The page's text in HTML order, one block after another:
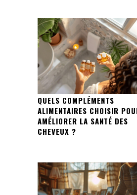
QUELS COMPLÉMENTS
ALIMENTAIRES CHOISIR
AMÉLIORER LA SANTÉ DES
CHEVEUX ?